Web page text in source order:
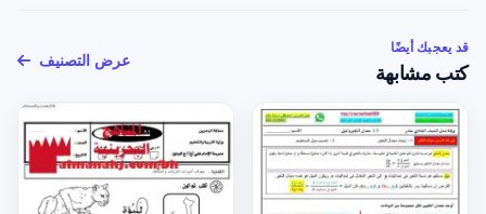
قد يعجبك أيضًا
كتب مشابهة
عرض التصنيف